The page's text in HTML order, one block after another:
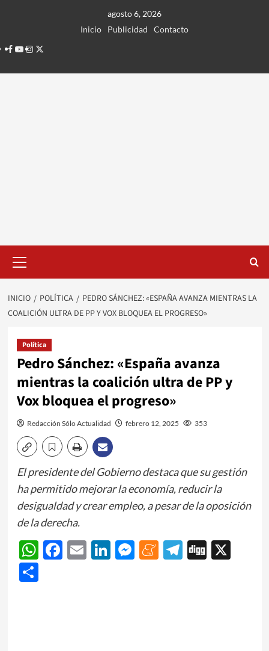
agosto 6, 2026
Inicio
Publicidad
Contacto
Facebook
Youtube
Instagram
Twitter
principal
INICIO POLÍTICA
PEDRO SÁNCHEZ: «ESPAÑA AVANZA MIENTRAS LA
COALICIÓN ULTRA DE PP Y VOX BLOQUEA EL PROGRESO»
Política
Pedro Sánchez: «España avanza
mientras la coalición ultra de PP y
Vox bloquea el progreso»
Redacción Sólo Actualidad febrero 12, 2025 353
El presidente del Gobierno destaca que su gestión
ha permitido mejorar la economía, reducir la
desigualdad y crear empleo, a pesar de la oposición
de la derecha.
WhatsApp
Facebook
EmailLinkedIn
Messenger
Meneame
Telegram
Digg
X
Share